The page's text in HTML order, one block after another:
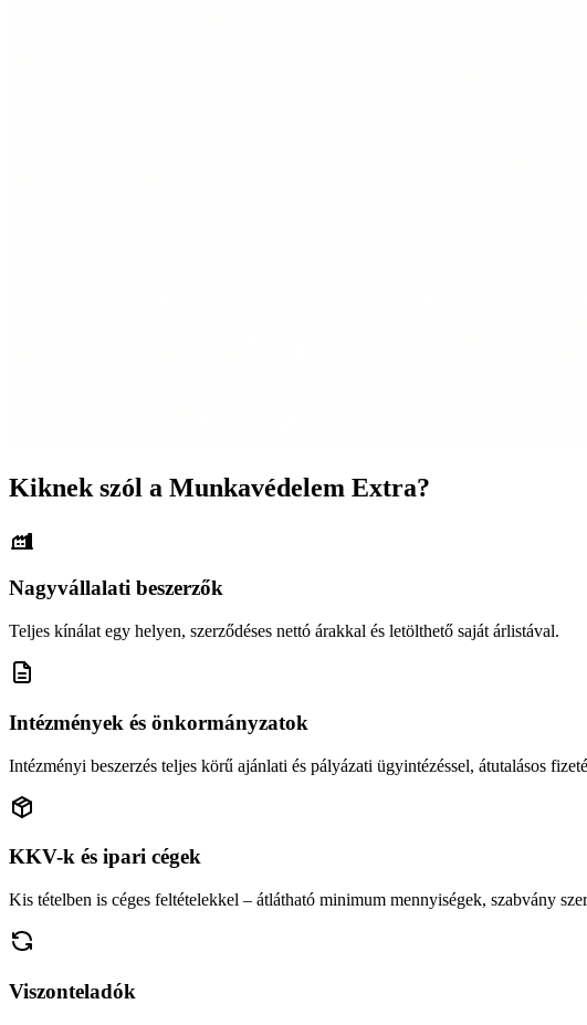
Kiknek szól a Munkavédelem Extra?
Nagyvállalati beszerzők
Teljes kínálat egy helyen, szerződéses nettó árakkal és letölthető saját árlistával.
Intézmények és önkormányzatok
Intézményi beszerzés teljes körű ajánlati és pályázati ügyintézéssel, átutalásos
KKV-k és ipari cégek
Kis tételben is céges feltételekkel – átlátható minimum mennyiségek, szabvány
Viszonteladók